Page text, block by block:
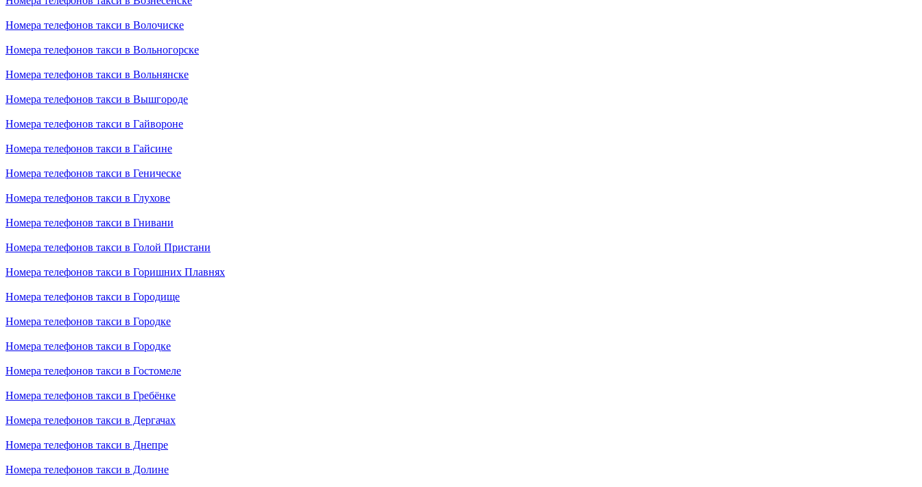
Номера телефонов такси в Волочиске
Номера телефонов такси в Вольногорске
Номера телефонов такси в Вольнянске
Номера телефонов такси в Вышгороде
Номера телефонов такси в Гайвороне
Номера телефонов такси в Гайсине
Номера телефонов такси в Геническе
Номера телефонов такси в Глухове
Номера телефонов такси в Гнивани
Номера телефонов такси в Голой Пристани
Номера телефонов такси в Горишних Плавнях
Номера телефонов такси в Городище
Номера телефонов такси в Городке
Номера телефонов такси в Городке
Номера телефонов такси в Гостомеле
Номера телефонов такси в Гребёнке
Номера телефонов такси в Дергачах
Номера телефонов такси в Днепре
Номера телефонов такси в Долине